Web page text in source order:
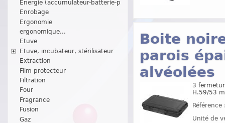
Energie (accumulateur-batterie-p
Enrobage
Ergonomie
ergonomique...
Etuve
Etuve, incubateur, stérilisateur
Extraction
Film protecteur
Filtration
Four
Fragrance
Fusion
Gaz
Boite
parois
alvéolées
3
H.59/53
Unité de